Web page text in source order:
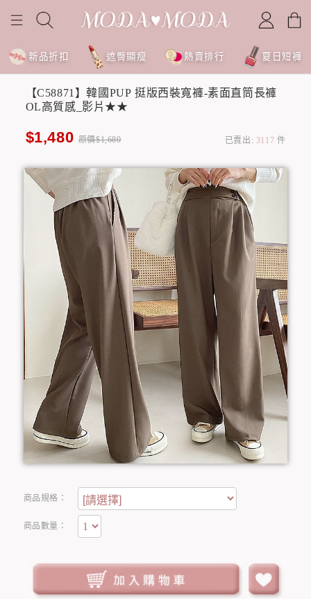
新品折扣 遮臀顯瘦 熱賣排行 夏日短褲
【C58871】韓國PUP 挺版西裝寬褲-素面直筒長褲
OL高質感_影片★★
$1,480 原價$1,680 已賣出: 3117 件
商品規格：
商品數量：